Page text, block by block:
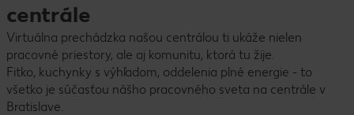
centrále
Virtuálna prechádzka našou centrálou ti ukáže nielen
pracovné priestory, ale aj komunitu, ktorá tu žije.
Fitko, kuchynky s výhľadom, oddelenia plné energie - to
všetko je súčasťou nášho pracovného sveta na centrále v
Bratislave.